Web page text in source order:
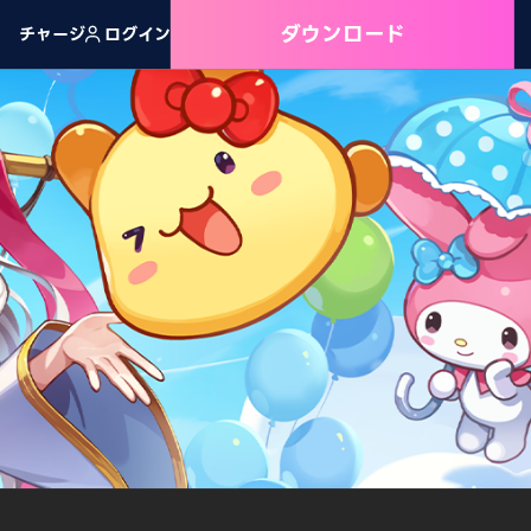
チャージ ログイン ダウンロード